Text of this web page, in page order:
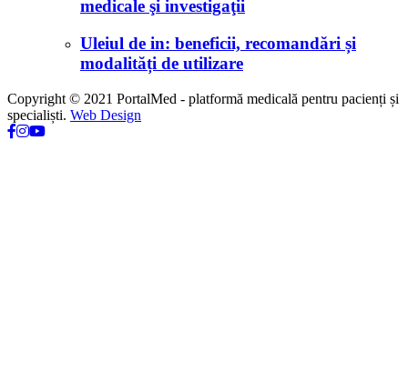
medicale şi investigaţii
Uleiul de in: beneficii, recomandări și
modalități de utilizare
Copyright © 2021 PortalMed - platformă medicală pentru pacienți și
specialiști. Web Design